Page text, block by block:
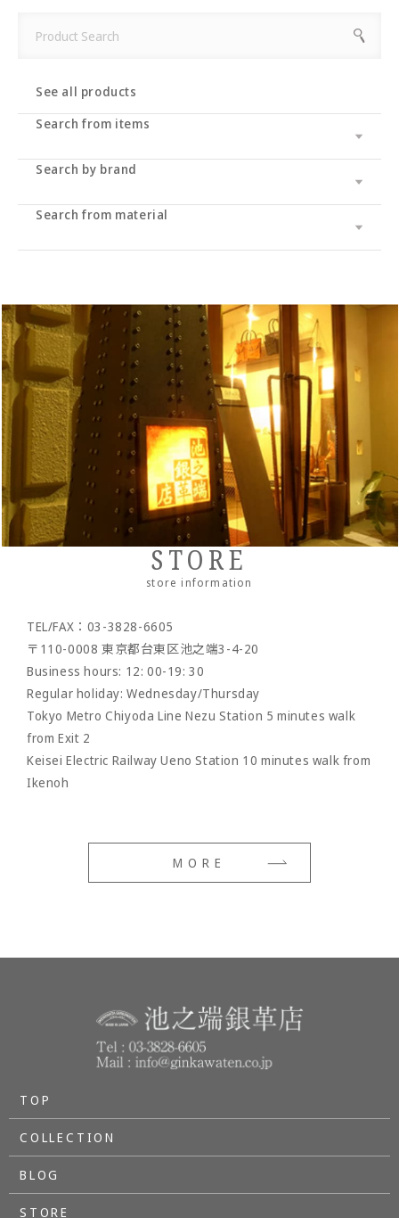
See all products
Search from items
Leather wallet / leather wallet
・long wallet
・Compact wallet
・Slim wallet
・Money clip
・Neck/shoulder wallet
・Zipper wallet
Accessory
・Pass case/ID holder
- Key case/key chain
・Stationery
- System notebook/memo pad
- pencil case
・accessories
- bracelet
・belt
- Dress belt
- Casual belt
- Mesh belt
・others
- Mobile ashtray/smoking utensils
-Wallet chain/
Wallet rope
- Clock/Clock accessories
- Maintenance goods
- option
・Shoulder bag/backpack
・Clutch bag
・Pouch/mini pouch/mini bag
- Pocket bag
- Sakosh
Search by brand
Cramp
Cramp Classic
Haru
IKENOHATA GINKAWATEN
Other
Search from material
Italian shoulder
Italian Schrink
Pueblo
Cordovan
Sukumo
Others by leather material
Reserved product
STORE
store information
TEL/FAX：03-3828-6605
〒110-0008 東京都台東区池之端3-4-20
Business hours: 12: 00-19: 30
Regular holiday: Wednesday/Thursday
Tokyo Metro Chiyoda Line Nezu Station 5 minutes walk
from Exit 2
Keisei Electric Railway Ueno Station 10 minutes walk from
Ikenoh
MORE
TOP
COLLECTION
BLOG
STORE